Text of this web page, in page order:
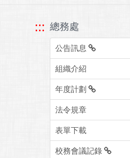
::: 總務處
公告訊息
組織介紹
年度計劃
法令規章
表單下載
校務會議記錄